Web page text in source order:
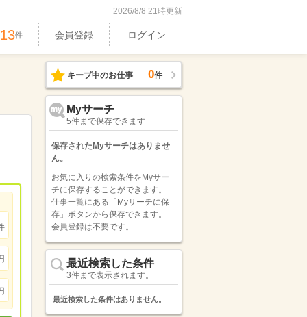
2026/8/8 21時更新
件 会員登録 ログイン
キープ中のお仕事 0件
Myサーチ
5件まで保存できます
保存されたMyサーチはありませ
ん。
お気に入りの検索条件をMyサー
チに保存することができます。
仕事一覧にある「Myサーチに保
存」ボタンから保存できます。
会員登録は不要です。
最近検索した条件
3件まで表示されます。
最近検索した条件はありません。